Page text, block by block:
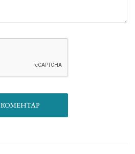
ОПУБЛІКУВАТИ КОМЕНТАР